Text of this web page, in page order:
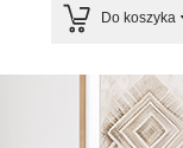
Do koszyka